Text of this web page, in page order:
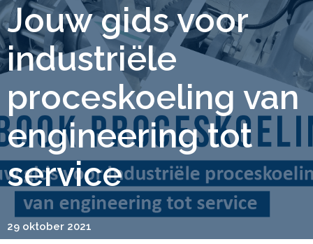
Jouw gids voor
industriële
proceskoeling van
engineering tot
service
29 oktober 2021